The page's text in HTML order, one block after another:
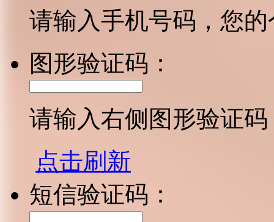
请输入手机号码，您
图形验证码：
请输入右侧图形验证码
点击刷新
短信验证码：